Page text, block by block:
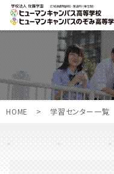
HOME > 学習センター一覧